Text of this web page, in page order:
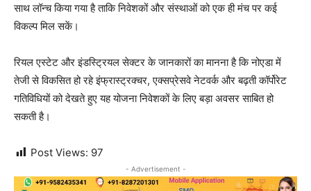
साथ लॉन्च किया गया है ताकि निवेशकों और संस्थाओं को एक ही मंच पर कई
विकल्प मिल सकें।
रियल एस्टेट और इंडस्ट्रियल सेक्टर के जानकारों का मानना है कि नोएडा में
तेजी से विकसित हो रहे इंफ्रास्ट्रक्चर, एक्सप्रेसवे नेटवर्क और बढ़ती कॉर्पोरेट
गतिविधियों को देखते हुए यह योजना निवेशकों के लिए बड़ा अवसर साबित हो
सकती है।
Post Views: 97
- Advertisement -